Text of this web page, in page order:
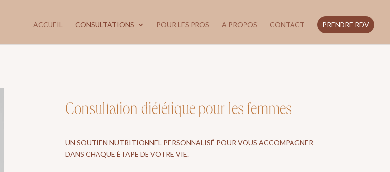
ACCUEIL CONSULTATIONS POUR LES PROS A PROPOS CONTACT PRENDRE RDV
Consultation diététique pour les femmes
UN SOUTIEN NUTRITIONNEL PERSONNALISÉ POUR VOUS ACCOMPAGNER
DANS CHAQUE ÉTAPE DE VOTRE VIE.